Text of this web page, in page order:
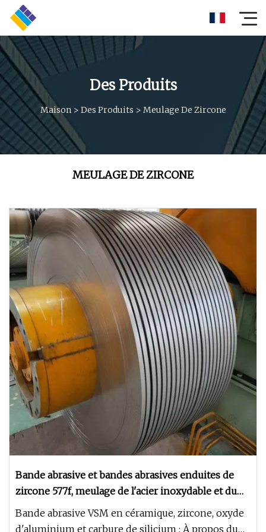
Des Produits
Maison > Des Produits > Meulage De Zircone
MEULAGE DE ZIRCONE
Bande abrasive et bandes abrasives enduites de
zircone 577f, meulage de l'acier inoxydable et du
métal forgé
Bande abrasive VSM en céramique, zircone, oxyde
d'aluminium et carbure de silicium : À propos du